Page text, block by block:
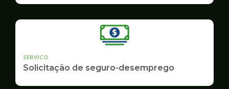
SERVICO
Solicitação de seguro-desemprego